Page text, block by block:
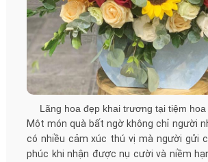
Lãng hoa đẹp khai trương tại tiệm
Một món quà bất ngờ không chỉ người
có nhiều cảm xúc thú vị mà người gửi
phúc khi nhận được nụ cười và niềm